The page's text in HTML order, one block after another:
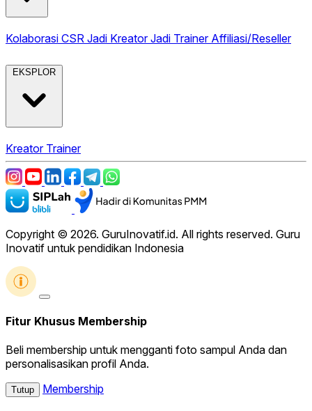
Kolaborasi CSR Jadi KreatorJadi Trainer Affiliasi/Reseller
EKSPLOR
Kreator Trainer
Copyright © 2026. GuruInovatif.id. All rights reserved. Guru
Inovatif untuk pendidikan Indonesia
Fitur Khusus Membership
Beli membership untuk mengganti foto sampul Anda dan
personalisasikan profil Anda.
Tutup Membership